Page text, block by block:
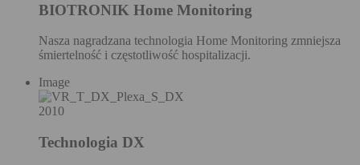
BIOTRONIK Home Monitoring
Nasza nagradzana technologia Home Monitoring zmniejsza
śmiertelność i częstotliwość hospitalizacji.
Image
2010
Technologia DX